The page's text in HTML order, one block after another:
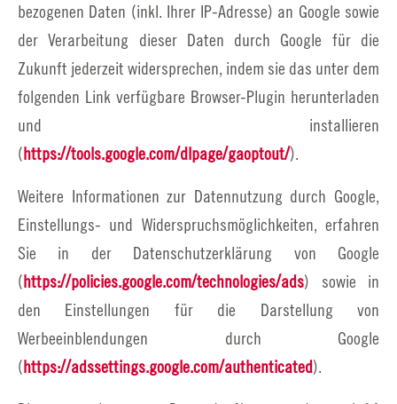
bezogenen Daten (inkl. Ihrer IP-Adresse) an Google sowie
der Verarbeitung dieser Daten durch Google für die
Zukunft jederzeit widersprechen, indem sie das unter dem
folgenden Link verfügbare Browser-Plugin herunterladen
und installieren
(https://tools.google.com/dlpage/gaoptout/).
Weitere Informationen zur Datennutzung durch Google,
Einstellungs- und Widerspruchsmöglichkeiten, erfahren
Sie in der Datenschutzerklärung von Google
(https://policies.google.com/technologies/ads) sowie in
den Einstellungen für die Darstellung von
Werbeeinblendungen durch Google
(https://adssettings.google.com/authenticated).